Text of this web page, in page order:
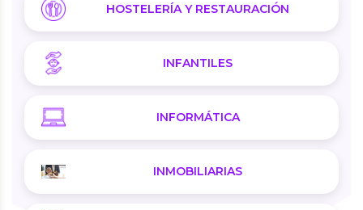
HOSTELERÍA Y RESTAURACIÓN
INFANTILES
INFORMÁTICA
INMOBILIARIAS